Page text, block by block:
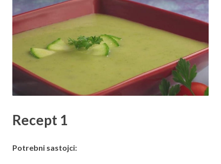
Recept 1
Potrebni sastojci: